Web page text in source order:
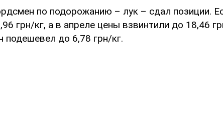
по подорожанию – лук – сдал позиции.
грн/кг, а в апреле цены взвинтили до 18,46
подешевел до 6,78 грн/кг.